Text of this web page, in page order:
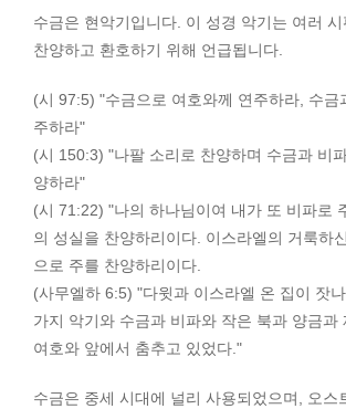
수금은 현악기입니다. 이 성경 악기는 여러
찬양하고 환호하기 위해 언급됩니다.
(시 97:5) "수금으로 여호와께 연주하라, 수금
주하라"
(시 150:3) "나팔 소리로 찬양하며 수금과 비
양하라"
(시 71:22) "나의 하나님이여 내가 또 비파로
의 성실을 찬양하리이다. 이스라엘의 거룩하
으로 주를 찬양하리이다.
(사무엘하 6:5) "다윗과 이스라엘 온 집이 잣
가지 악기와 수금과 비파와 작은 북과 양금과
여호와 앞에서 춤추고 있었다."
수금은 중세 시대에 널리 사용되었으며, 오스